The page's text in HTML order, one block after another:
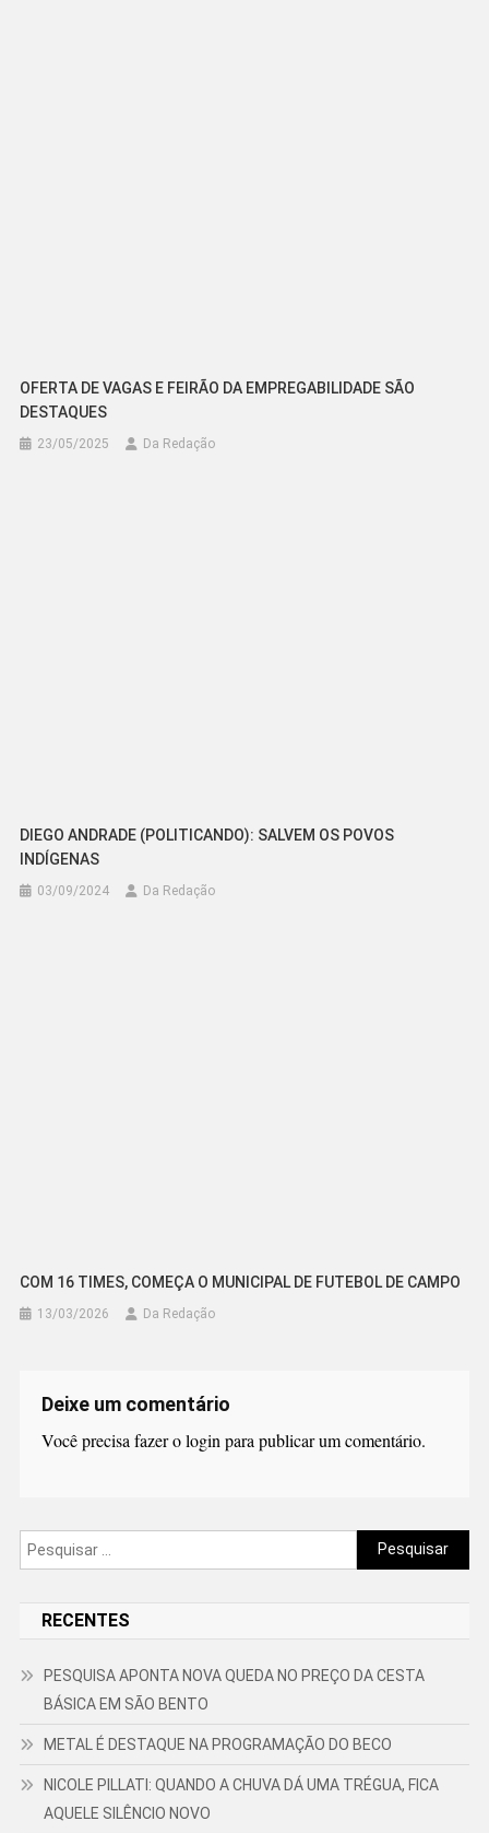
OFERTA DE VAGAS E FEIRÃO DA EMPREGABILIDADE SÃO
DESTAQUES
23/05/2025 Da Redação
DIEGO ANDRADE (POLITICANDO): SALVEM OS POVOS
INDÍGENAS
03/09/2024 Da Redação
COM 16 TIMES, COMEÇA O MUNICIPAL DE FUTEBOL DE CAMPO
13/03/2026 Da Redação
Deixe um comentário
Você precisa fazer ologin para publicar um comentário.
Pesquisar
por:
RECENTES
PESQUISA APONTA NOVA QUEDA NO PREÇO DA CESTA
BÁSICA EM SÃO BENTO
METAL É DESTAQUE NA PROGRAMAÇÃO DO BECO
NICOLE PILLATI: QUANDO A CHUVA DÁ UMA TRÉGUA, FICA
AQUELE SILÊNCIO NOVO